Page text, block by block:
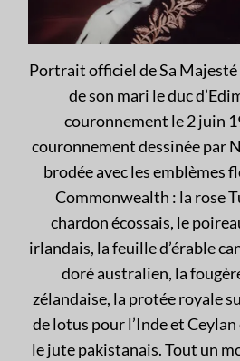
Portrait officiel de Sa
de son mari le duc
couronnement le 2 juin
couronnement dessinée par
brodée avec les emblèmes
Commonwealth : la rose
chardon écossais, le
irlandais, la feuille d’érable
doré australien, la
zélandaise, la protée royale
de lotus pour l’Inde et
le jute pakistanais. Tout un